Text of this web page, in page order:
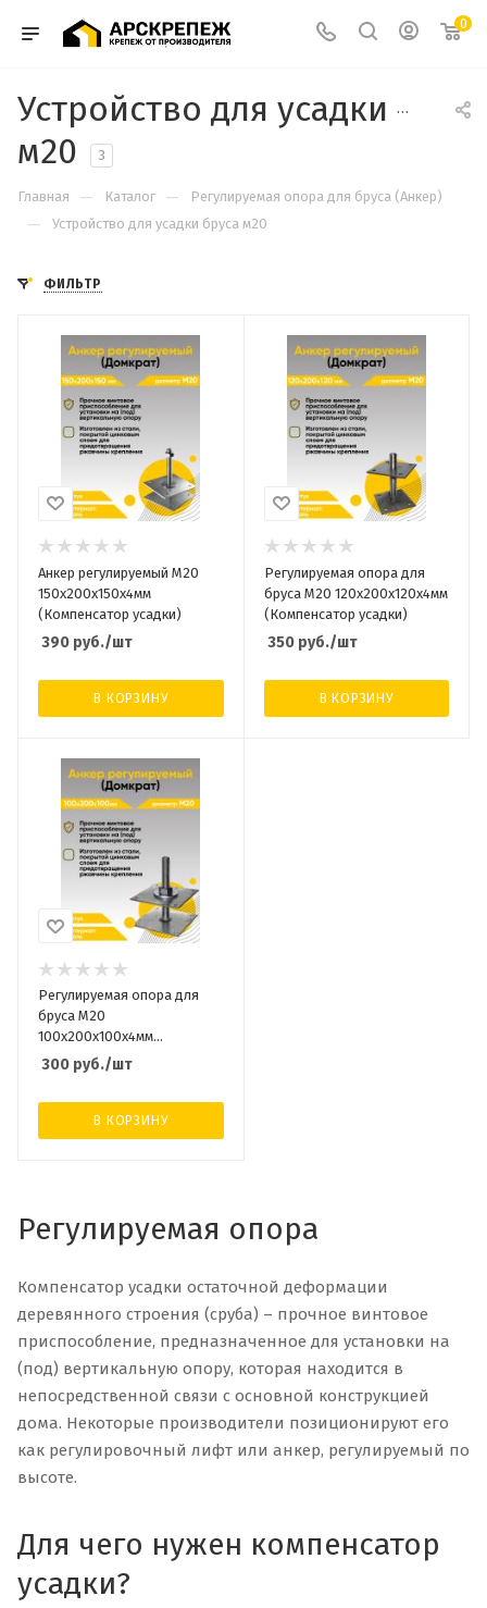
0
Устройство для усадки
м20
3
Главная — Каталог — Регулируемая опора для бруса (Анкер)
— Устройство для усадки бруса м20
ФИЛЬТР
Анкер регулируемый М20
150х200х150х4мм
(Компенсатор усадки)
390 руб./шт
В КОРЗИНУ
Регулируемая опора для
бруса М20 120х200х120х4мм
(Компенсатор усадки)
350руб./шт
В КОРЗИНУ
Регулируемая опора для
бруса М20
100х200х100х4мм
(Компенсатор усадки)
300 руб./шт
В КОРЗИНУ
Регулируемая опора
Компенсатор усадки остаточной деформации
деревянного строения (сруба) – прочное винтовое
приспособление, предназначенное для установки на
(под) вертикальную опору, которая находится в
непосредственной связи с основной конструкцией
дома. Некоторые производители позиционируют его
как регулировочный лифт или анкер, регулируемый по
высоте.
Для чего нужен компенсатор
усадки?